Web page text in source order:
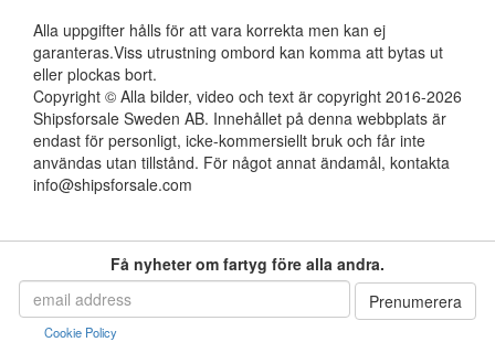
Alla uppgifter hålls för att vara korrekta men kan ej
garanteras.Viss utrustning ombord kan komma att bytas ut
eller plockas bort.
Copyright © Alla bilder, video och text är copyright 2016-2026
Shipsforsale Sweden AB. Innehållet på denna webbplats är
endast för personligt, icke-kommersiellt bruk och får inte
användas utan tillstånd. För något annat ändamål, kontakta
info@shipsforsale.com
Få nyheter om fartyg före alla andra.
Cookie Policy